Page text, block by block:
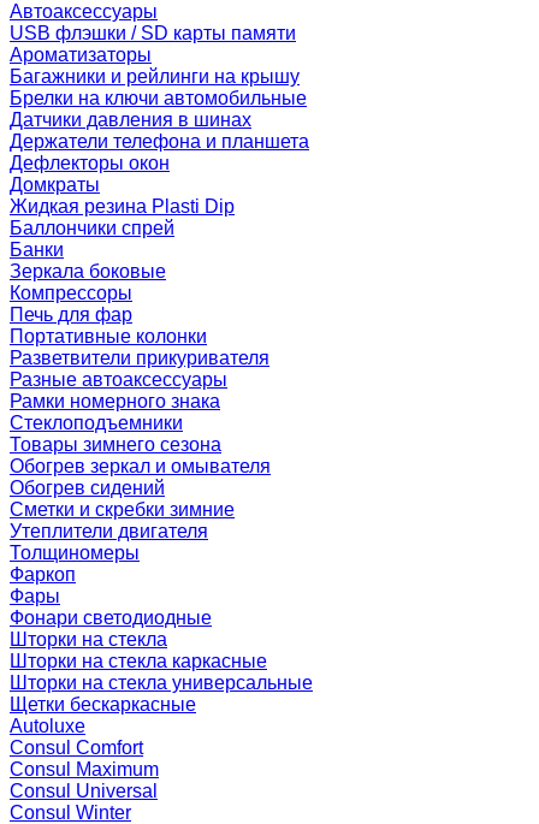
Автоаксессуары
USB флэшки / SD карты памяти
Ароматизаторы
Багажники и рейлинги на крышу
Брелки на ключи автомобильные
Датчики давления в шинах
Держатели телефона и планшета
Дефлекторы окон
Домкраты
Жидкая резина Plasti Dip
Баллончики спрей
Банки
Зеркала боковые
Компрессоры
Печь для фар
Портативные колонки
Разветвители прикуривателя
Разные автоаксессуары
Рамки номерного знака
Стеклоподъемники
Товары зимнего сезона
Обогрев зеркал и омывателя
Обогрев сидений
Сметки и скребки зимние
Утеплители двигателя
Толщиномеры
Фаркоп
Фары
Фонари светодиодные
Шторки на стекла
Шторки на стекла каркасные
Шторки на стекла универсальные
Щетки бескаркасные
Autoluxe
Consul Comfort
Consul Maximum
Consul Universal
Consul Winter